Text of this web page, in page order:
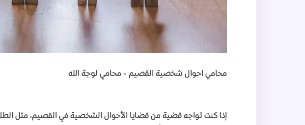
محامي احوال شخصية القصيم - محامي لوجة الله
إذا كنت تواجه قضية من قضايا الأحوال الشخصية في القصيم، مثل